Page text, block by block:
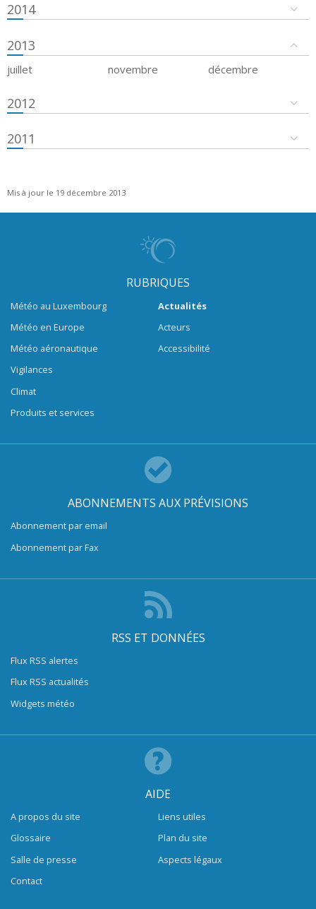
2014
2013
juillet novembre décembre
2012
2011
Mis à jour le 19 décembre 2013
RUBRIQUES
Météo au Luxembourg
Météo en Europe
Météo aéronautique
Vigilances
Climat
Produits et services
Actualités
Acteurs
Accessibilité
ABONNEMENTS AUX PRÉVISIONS
Abonnement par email
Abonnement par Fax
RSS ET DONNÉES
Flux RSS alertes
Flux RSS actualités
Widgets météo
AIDE
A propos du site
Glossaire
Salle de presse
Contact
Liens utiles
Plan du site
Aspects légaux